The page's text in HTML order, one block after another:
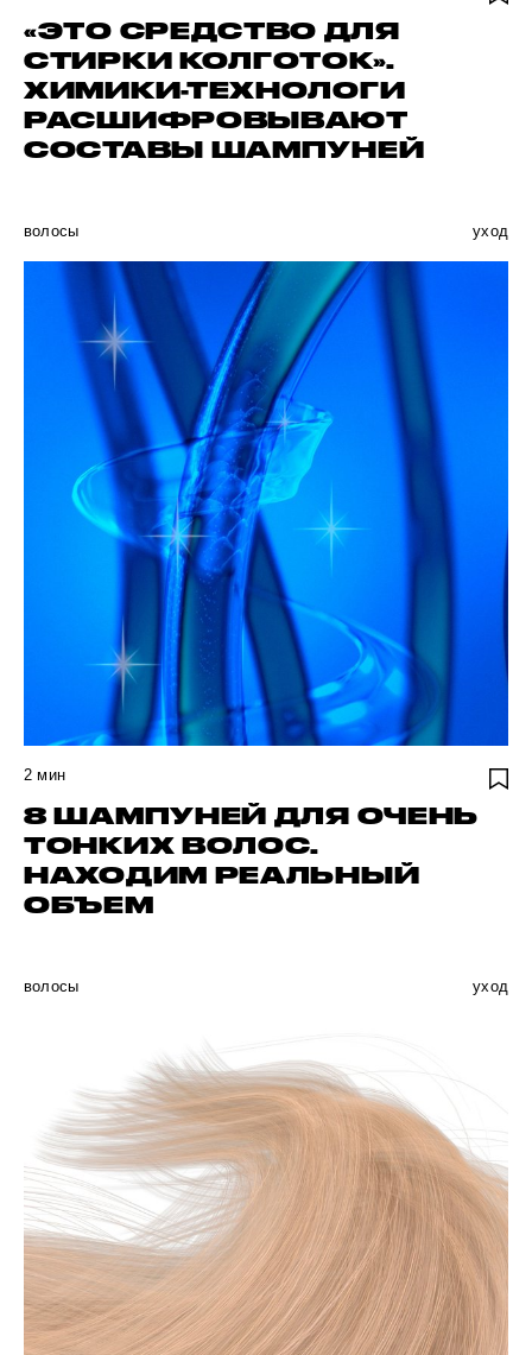
«ЭТО СРЕДСТВО ДЛЯ
СТИРКИ КОЛГОТОК».
ХИМИКИ-ТЕХНОЛОГИ
РАСШИФРОВЫВАЮТ
СОСТАВЫ ШАМПУНЕЙ
волосы уход
2 мин
8 ШАМПУНЕЙ ДЛЯ ОЧЕНЬ
ТОНКИХ ВОЛОС.
НАХОДИМ РЕАЛЬНЫЙ
ОБЪЕМ
волосы уход